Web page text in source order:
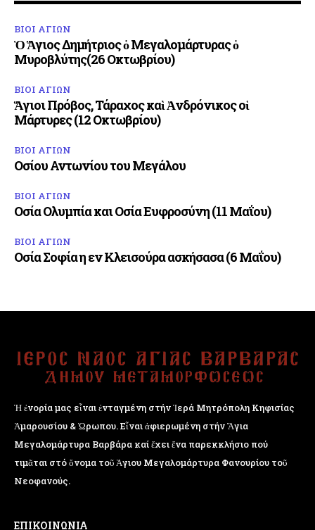
ΒΙΟΙ ΑΓΙΩΝ
Ὁ Ἅγιος Δημήτριος ὁ Μεγαλομάρτυρας ὁ
Μυροβλύτης(26 Οκτωβρίου)
ΒΙΟΙ ΑΓΙΩΝ
Ἅγιοι Πρόβος, Τάραχος καὶ Ἀνδρόνικος οἱ
Μάρτυρες (12 Οκτωβρίου)
ΒΙΟΙ ΑΓΙΩΝ
Οσίου Αντωνίου του Μεγάλου
ΒΙΟΙ ΑΓΙΩΝ
Οσία Ολυμπία και Οσία Ευφροσύνη (11 Μαΐου)
ΒΙΟΙ ΑΓΙΩΝ
Οσία Σοφία η εν Κλεισούρα ασκήσασα (6 Μαΐου)
Ἡ ἐνορία μας εἶναι ἐνταγμένη στήν Ἱερά Μητρόπολη Κηφισίας
Ἁμαρουσίου & Ὠρωπου. Εἶναι ἀφιερωμένη στήν Ἅγια
Μεγαλομάρτυρα Βαρβάρα καί ἔχει ἕνα παρεκκλήσιο πού
τιμᾶται στό ὄνομα τοῦ Ἁγιου Μεγαλομάρτυρα Φανουρίου τοῦ
Νεοφανούς.
ΕΠΙΚΟΙΝΩΝΙΑ